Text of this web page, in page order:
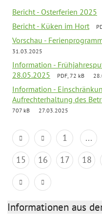
Bericht - Osterferien 2025
Bericht - Küken im Hort
Vorschau -
31.03.2025
Information -
28.05.2025
PDF, 72 kB
Information -
Aufrechterhaltung des
707 kB
27.03.2025
1 ...
15
16 17 18
Informationen aus